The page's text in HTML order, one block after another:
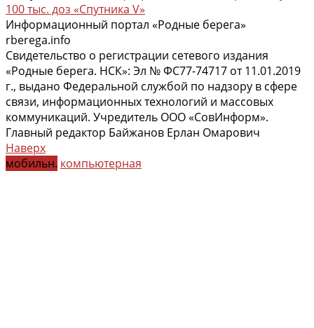
100 тыс. доз «Спутника V»
Информационный портал «Родные берега»
rberega.info
Свидетельство о регистрации сетевого издания
«Родные берега. НСК»: Эл № ФС77-74717 от 11.01.2019
г., выдано Федеральной службой по надзору в сфере
связи, информационных технологий и массовых
коммуникаций. Учредитель ООО «СовИнформ».
Главный редактор Байжанов Ерлан Омарович
Наверх
мобильн. компьютерная